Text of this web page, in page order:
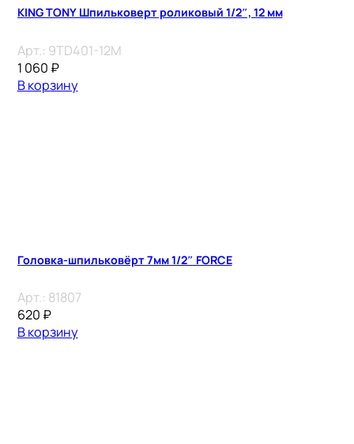
KING TONY Шпильковерт роликовый 1/2″, 12 мм
Арт.: 9TD401-12M
1 060 ₽
В корзину
Головка-шпильковёрт 7мм 1/2″ FORCE
Арт.: 81807
620 ₽
В корзину